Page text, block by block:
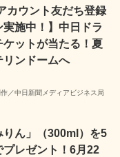
カウント友だち登録
施中！】中日ドラ
ケットが当たる！夏
ンドームへ
／中日新聞メディアビジネス局
りん」（300ml）を5
プレゼント！6月22